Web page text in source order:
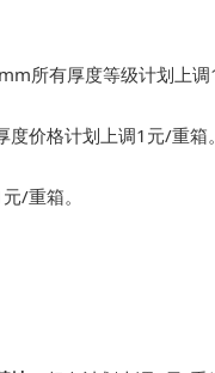
所有厚度等级计划上
度价格计划上调1元/重箱
/重箱。